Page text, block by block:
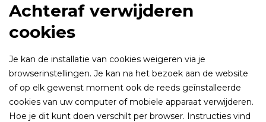
Achteraf verwijderen
cookies
Je kan de installatie van cookies weigeren via je
browserinstellingen. Je kan na het bezoek aan de website
of op elk gewenst moment ook de reeds geïnstalleerde
cookies van uw computer of mobiele apparaat verwijderen.
Hoe je dit kunt doen verschilt per browser. Instructies vind